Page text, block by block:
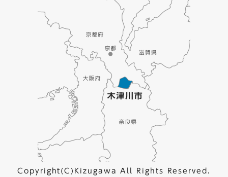
Copyright(C)Kizugawa All Rights Reserved.